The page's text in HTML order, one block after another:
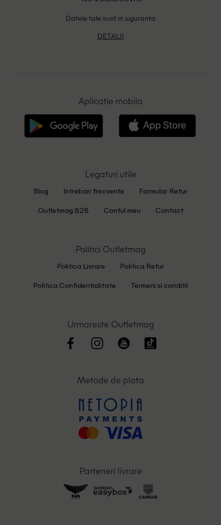
Datele tale sunt in siguranta
DETALII
Aplicatie mobila
Legaturi utile
Blog Intrebari frecvente Formular Retur
Outletmag B2B Contul meu Contact
Politici Outletmag
Politica Livrare Politica Retur
Politica Confidentialitate Termeni si conditii
Urmareste Outletmag
Metode de plata
Parteneri livrare